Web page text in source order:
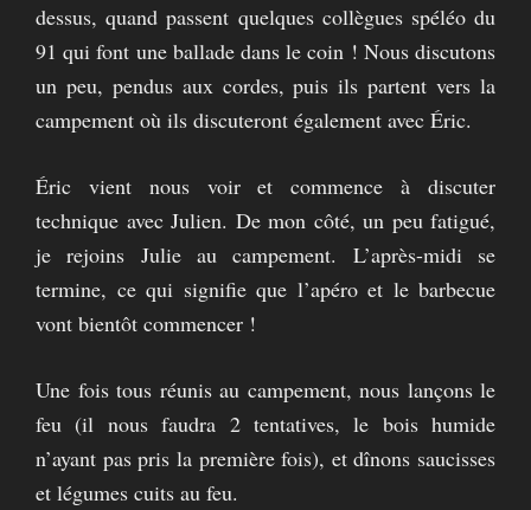
dessus, quand passent quelques collègues spéléo du
91 qui font une ballade dans le coin ! Nous discutons
un peu, pendus aux cordes, puis ils partent vers la
campement où ils discuteront également avec Éric.
Éric vient nous voir et commence à discuter
technique avec Julien. De mon côté, un peu fatigué,
je rejoins Julie au campement. L’après-midi se
termine, ce qui signifie que l’apéro et le barbecue
vont bientôt commencer !
Une fois tous réunis au campement, nous lançons le
feu (il nous faudra 2 tentatives, le bois humide
n’ayant pas pris la première fois), et dînons saucisses
et légumes cuits au feu.